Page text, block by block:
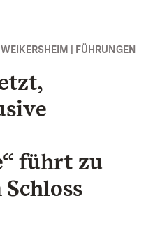
| FÜHRUNGEN
führt zu